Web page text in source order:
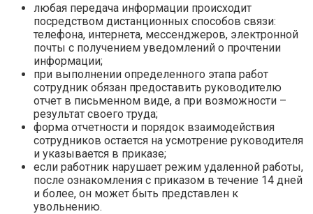
любая передача информации происходит
посредством дистанционных способов связи:
телефона, интернета, мессенджеров, электронной
почты с получением уведомлений о прочтении
информации;
при выполнении определенного этапа работ
сотрудник обязан предоставить руководителю
отчет в письменном виде, а при возможности –
результат своего труда;
форма отчетности и порядок взаимодействия
сотрудников остается на усмотрение руководителя
и указывается в приказе;
если работник нарушает режим удаленной работы,
после ознакомления с приказом в течение 14 дней
и более, он может быть представлен к
увольнению.